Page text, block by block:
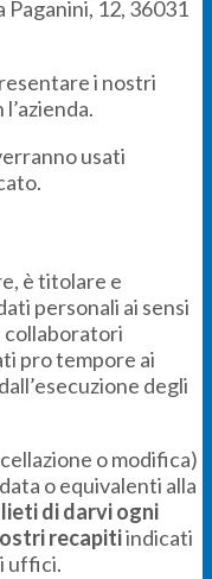
12, 36031
i nostri
usati
è titolare e
personali ai sensi
collaboratori
pro tempore ai
degli
o modifica)
o equivalenti alla
di darvi ogni
recapitiindicati
uffici.